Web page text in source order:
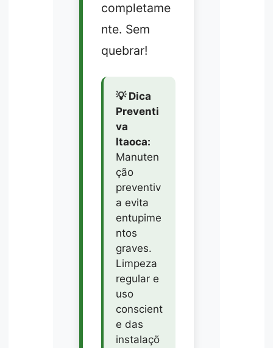
completame
nte. Sem
quebrar!
💡 Dica
Preventi
va
Itaoca:
Manuten
ção
preventiv
a evita
entupime
ntos
graves.
Limpeza
regular e
uso
conscient
e das
instalaçõ